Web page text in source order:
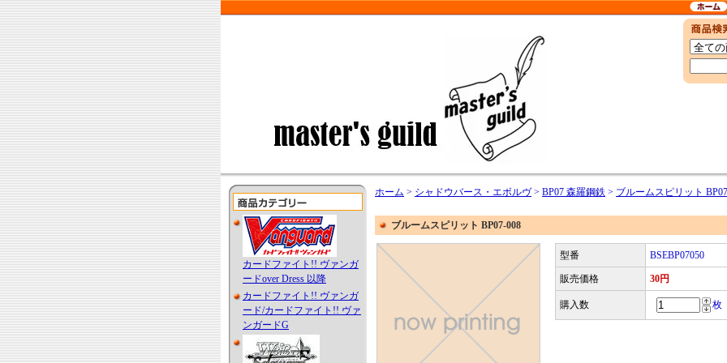
カードファイト!! ヴァンガ
ードover Dress 以降
カードファイト!! ヴァンガ
ード/カードファイト!! ヴァ
ンガードG
ホーム > シャドウバース・エボルヴ> BP07 森羅鋼鉄 > ブルームスピリット
ブルームスピリット BP07-008
型番 BSEBP07050
販売価格 30円
購入数 枚